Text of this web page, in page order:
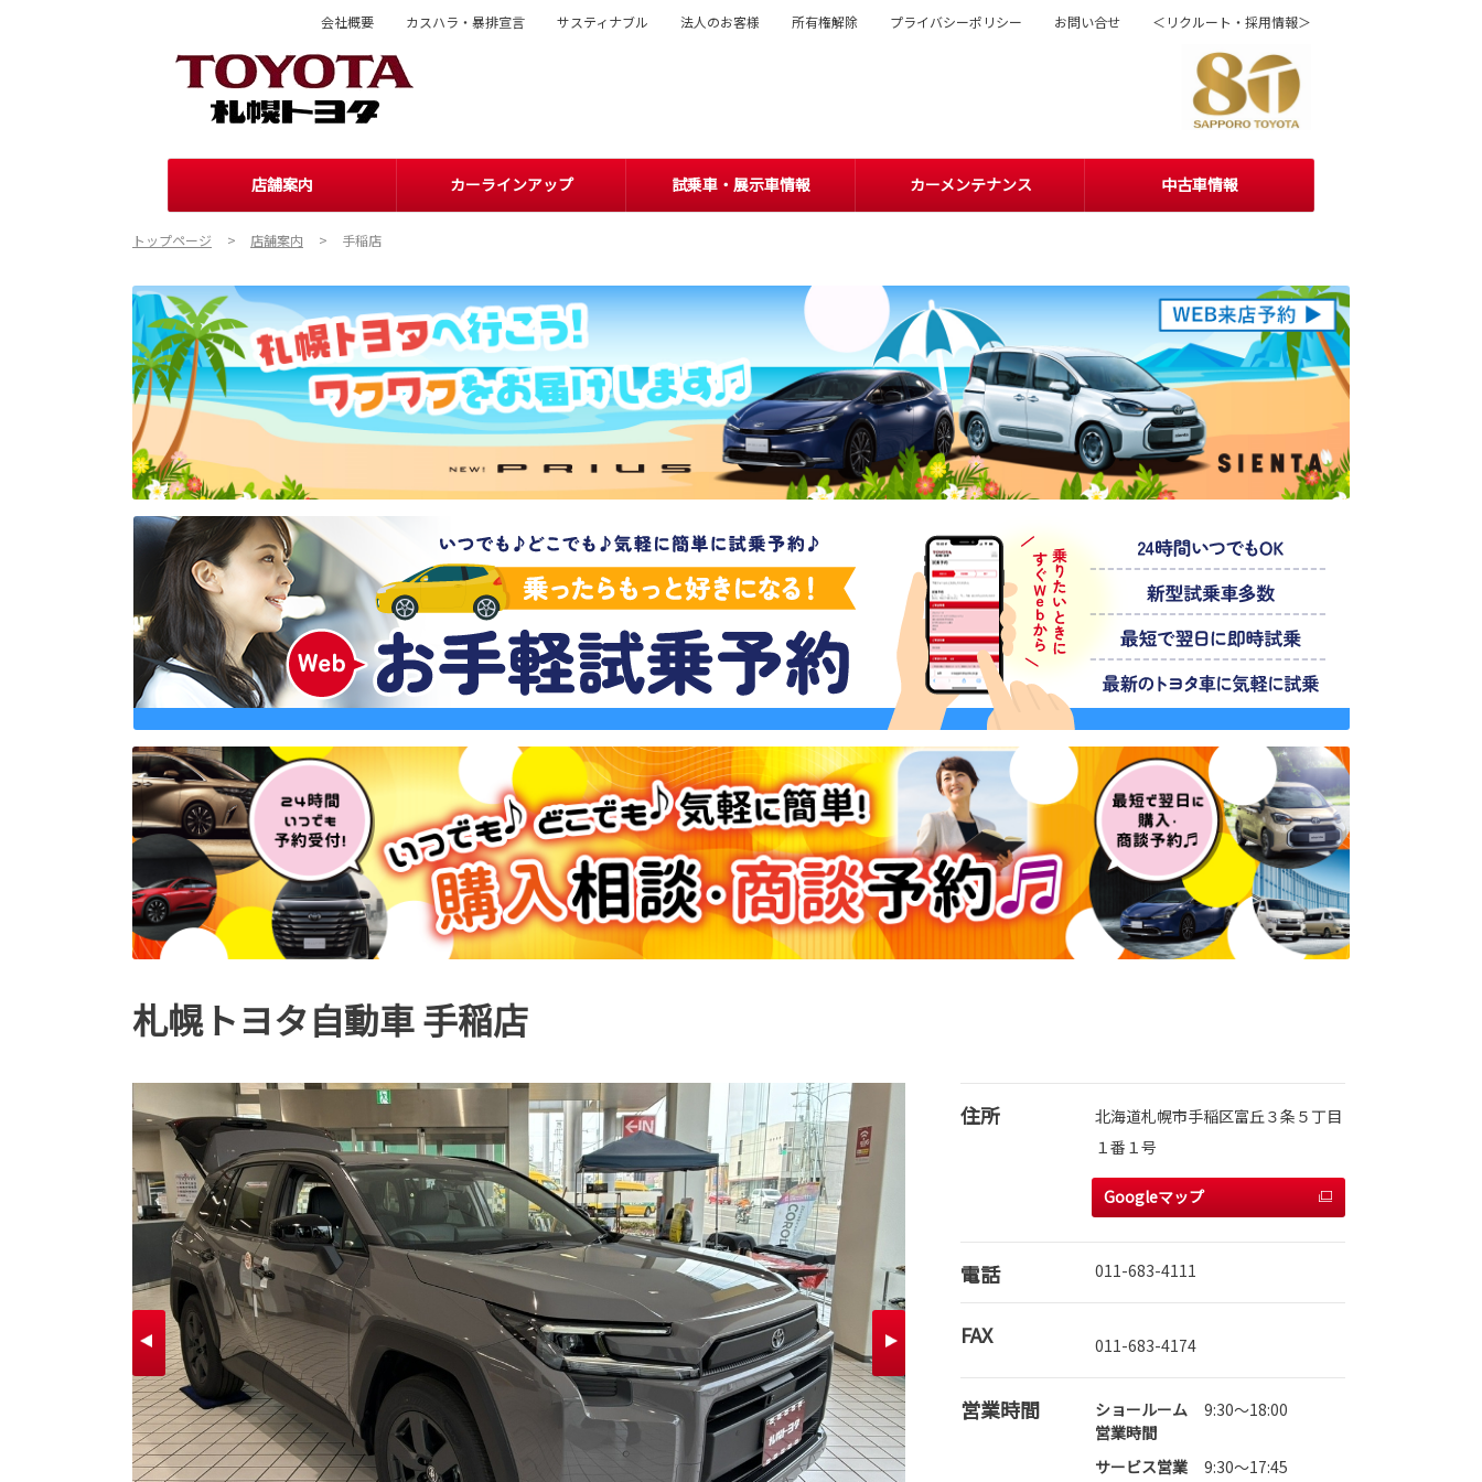
店舗案内 カーラインアップ 試乗車・展示車情報 カーメンテナンス 中古車情報
会社概要 カスハラ・暴排宣言 サスティナブル 法人のお客様 所有権解除 プライバシーポリシー お問い合せ ＜リクルート・採用情報＞
トップページ 店舗案内 手稲店
札幌トヨタ自動車 手稲店
住所
北海道札幌市手稲区富丘３条５丁目
１番１号
Googleマップ
電話 011-683-4111
FAX 011-683-4174
営業時間
ショールーム
営業時間
9:30～18:00
サービス営業
9:30～17:45